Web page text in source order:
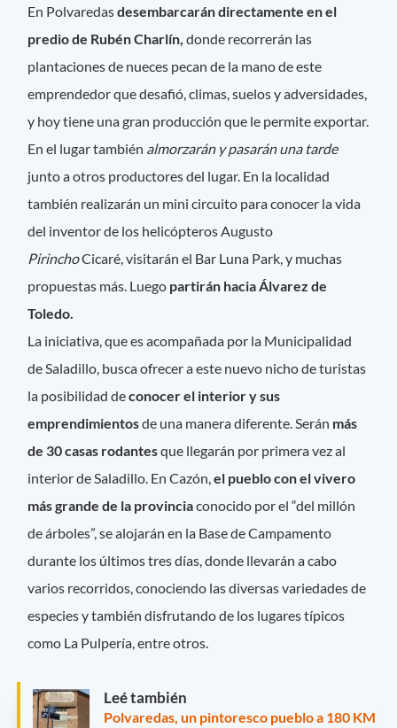
En Polvaredasdesembarcarán directamente en el
predio de Rubén Charlín, donde recorrerán las
plantaciones de nueces pecan de la mano de este
emprendedor que desafió, climas, suelos y adversidades,
y hoy tiene una gran producción que le permite exportar.
En el lugar también almorzarán y pasarán una tarde
junto a otros productores del lugar. En la localidad
también realizarán un mini circuito para conocer la vida
del inventor de los helicópteros Augusto
PirinchoCicaré, visitarán el Bar Luna Park, y muchas
propuestas más. Luego partirán hacia Álvarez de
Toledo.
La iniciativa, que es acompañada por la Municipalidad
de Saladillo, busca ofrecer a este nuevo nicho de turistas
la posibilidad deconocer el interior y sus
emprendimientosde una manera diferente. Serán más
de 30 casas rodantesque llegarán por primera vez al
interior de Saladillo. En Cazón, el pueblo con el vivero
más grande de la provinciaconocido por el “del millón
de árboles”, se alojarán en la Base de Campamento
durante los últimos tres días, donde llevarán a cabo
varios recorridos, conociendo las diversas variedades de
especies y también disfrutando de los lugares típicos
como La Pulpería, entre otros.
Leé también
Polvaredas, un pintoresco pueblo a 180 KM